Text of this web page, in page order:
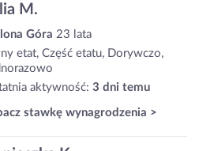
M.
Góra 23 lata
etat, Część etatu, Dorywczo,
aktywność: 3 dni temu
stawkę wynagrodzenia >